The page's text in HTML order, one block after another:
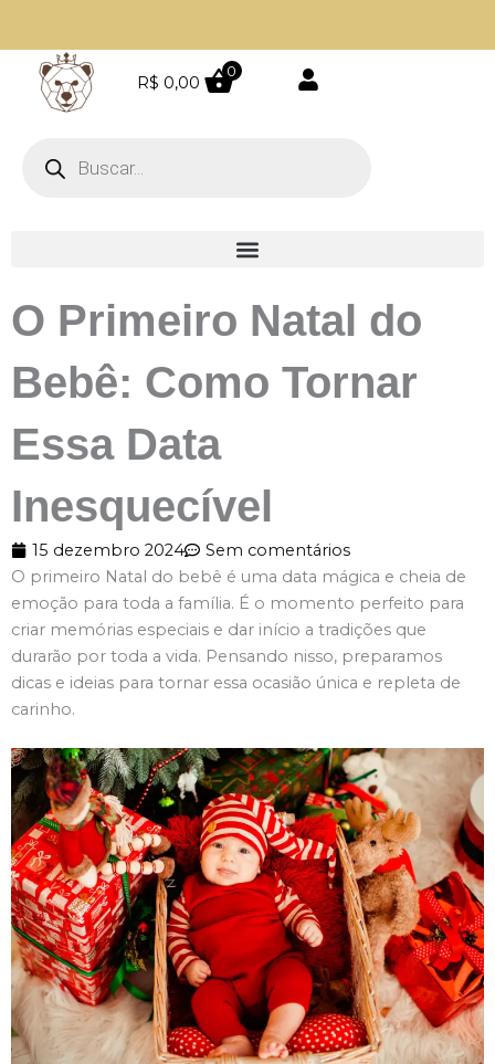
conteúdo
Parcele em até 4 vezes sem juros
R$ 0,00
0
O Primeiro Natal do
Bebê: Como Tornar
Essa Data
Inesquecível
15 dezembro 2024
Sem comentários
O primeiro Natal do bebê é uma data mágica e cheia de
emoção para toda a família. É o momento perfeito para
criar memórias especiais e dar início a tradições que
durarão por toda a vida. Pensando nisso, preparamos
dicas e ideias para tornar essa ocasião única e repleta de
carinho.